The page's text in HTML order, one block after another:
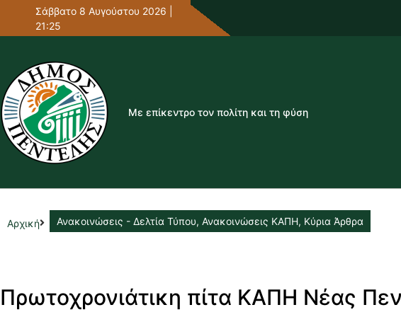
Σάββατο 8 Αυγούστου 2026 |
21:25
Με επίκεντρο τον πολίτη και τη φύση
Αρχική Ανακοινώσεις - Δελτία Τύπου, Ανακοινώσεις ΚΑΠΗ, Κύρια Άρθρα
Πρωτοχρονιάτικη πίτα ΚΑΠΗ Νέας